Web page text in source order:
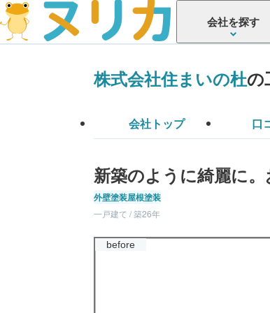
会社を探す
株式会社住まいの杜の
会社トップ 口
新築のように綺麗に
外壁塗装屋根塗装
一戸建て / 築26年
before